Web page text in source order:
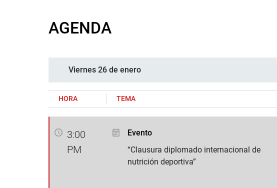
AGENDA
Viernes 26 de enero
HORA TEMA
3:00
PM
Evento
“Clausura diplomado internacional de
nutrición deportiva”